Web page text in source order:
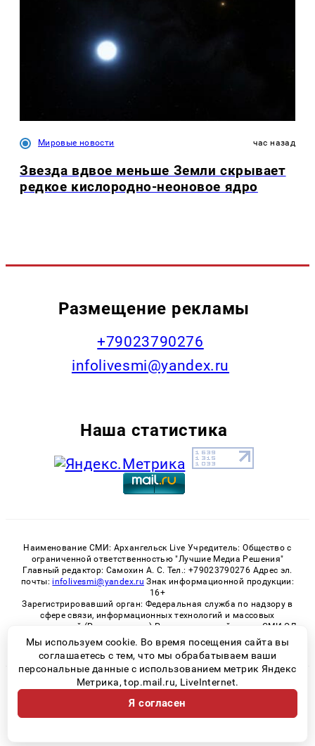
Мировые новости час назад
Звезда вдвое меньше Земли скрывает
редкое кислородно-неоновое ядро
Размещение рекламы
+79023790276
infolivesmi@yandex.ru
Наша статистика
Наименование СМИ: Архангельск Live Учредитель: Общество с
ограниченной ответственностью "Лучшие Медиа Решения"
Главный редактор: Самохин А. С. Тел.: +79023790276 Адрес эл.
почты: infolivesmi@yandex.ru Знак информационной продукции:
16+
Зарегистрировавший орган: Федеральная служба по надзору в
сфере связи, информационных технологий и массовых
коммуникаций (Роскомнадзор) Регистрационный номер СМИ ЭЛ
№ ФС 77 - 82533 от 21.01.2022
© 2026 «Архангельск Live» | Все права защищены
Возрастная категория сайта 16+
Политика конфиденциальности
Мы используем cookie. Во время посещения сайта вы
соглашаетесь с тем, что мы обрабатываем ваши
персональные данные с использованием метрик Яндекс
Метрика, top.mail.ru, LiveInternet.
Я согласен